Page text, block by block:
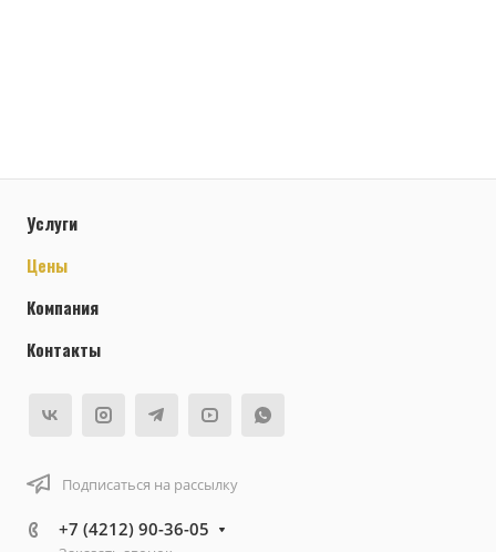
Услуги
Цены
Компания
Контакты
Подписаться на рассылку
+7 (4212) 90-36-05